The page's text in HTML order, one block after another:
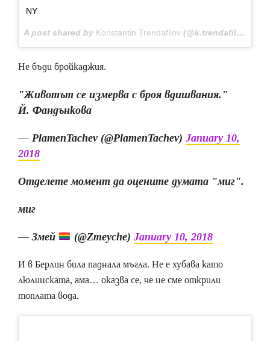
NY
A post shared by Konstantin Trendafilov (@k.trendafilov) on
Не бъди бройкаджия.
"Животът се измерва с броя вдишвания."
Й. Фандънкова
— PlamenTachev (@PlamenTachev) January 10,
2018
Отделете момент да оцените думата "миг".
миг
— Змей
(@Zmeyche) January 10, 2018
И в Берлин била паднала мъгла. Не е хубава като
люлинската, ама… оказва се, че не сме открили
топлата вода.